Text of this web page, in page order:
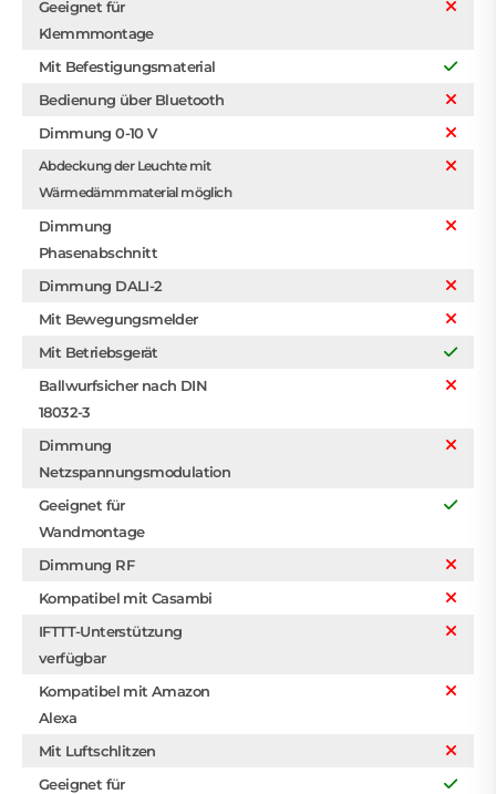
Geeignet für
Klemmmontage
Mit Befestigungsmaterial
Bedienung über Bluetooth
Dimmung 0-10 V
Abdeckung der Leuchte mit
Wärmedämmmaterial möglich
Dimmung
Phasenabschnitt
Dimmung DALI-2
Mit Bewegungsmelder
Mit Betriebsgerät
Ballwurfsicher nach DIN
18032-3
Dimmung
Netzspannungsmodulation
Geeignet für
Wandmontage
Dimmung RF
Kompatibel mit Casambi
IFTTT-Unterstützung
verfügbar
Kompatibel mit Amazon
Alexa
Mit Luftschlitzen
Geeignet für